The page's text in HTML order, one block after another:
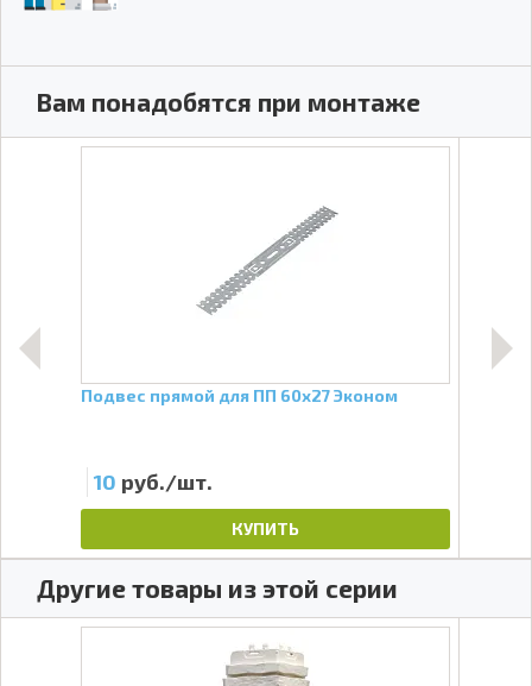
Вам понадобятся при монтаже
Подвес прямой для ПП 60х27 Эконом
10 руб./шт.
КУПИТЬ
Другие товары из этой серии